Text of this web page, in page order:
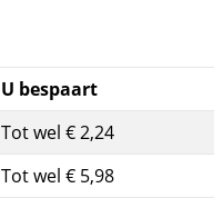
U bespaart
Tot wel € 2,24
Tot wel € 5,98